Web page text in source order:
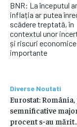
BNR: La începutul
inflația ar putea
scădere treptată, în
contextul unor
și riscuri economice
importante
Diverse Noutati
Eurostat:
semnificative
procent s-au